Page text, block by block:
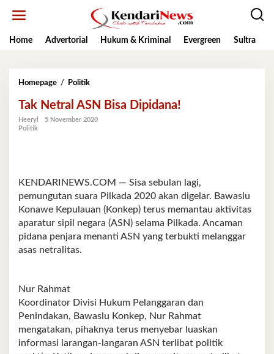
Home
Advertorial Hukum & Kriminal Evergreen Sultra
Homepage / PolitikTak
ASN
Bisa
Tak Netral ASN Bisa Dipidana!
Heeryl
5 November 2020
Politik
KENDARINEWS.COM — Sisa sebulan lagi,
pemungutan suara Pilkada 2020 akan digelar. Bawaslu
Konawe Kepulauan (Konkep) terus memantau aktivitas
aparatur sipil negara (ASN) selama Pilkada. Ancaman
pidana penjara menanti ASN yang terbukti melanggar
asas netralitas.
Nur Rahmat
Koordinator Divisi Hukum Pelanggaran dan
Penindakan, Bawaslu Konkep, Nur Rahmat
mengatakan, pihaknya terus menyebar luaskan
informasi larangan-langaran ASN terlibat politik